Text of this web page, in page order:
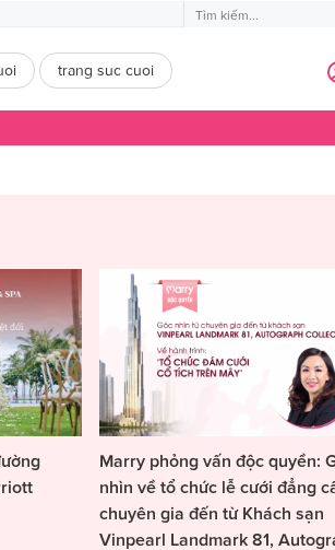
trang suc cuoi
Marry phỏng vấn độc quyền:
nhìn về tổ chức lễ cưới đẳng
chuyên gia đến từ Khách sạn
Vinpearl Landmark 81,